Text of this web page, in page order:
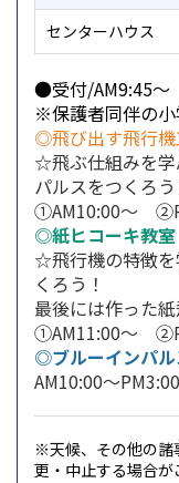
センターハウス
●受付/AM9:45
※保護者同伴の
◎飛び出す飛行機
☆飛ぶ仕組みを学
パルスをつくろう
①AM10:00～
◎紙ヒコーキ教室
☆飛行機の特徴を
くろう！
最後には作った
①AM11:00～
◎ブルーインパル
AM10:00～
※天候、その他の諸
更・中止する場合が